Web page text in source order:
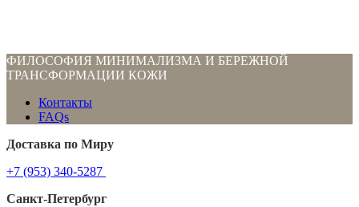
ФИЛОСОФИЯ МИНИМАЛИЗМА И БЕРЕЖНОЙ
ТРАНСФОРМАЦИИ КОЖИ
Контакты
FAQs
Доставка по Миру
+7 (953) 340-5287
Санкт-Петербург